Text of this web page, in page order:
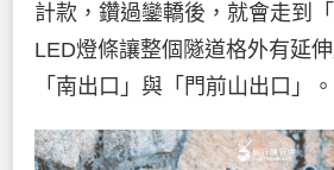
計款，鑽過鑾轎後，就會走到
LED燈條讓整個隧道格外有延
「南出口」與「門前山出口」。